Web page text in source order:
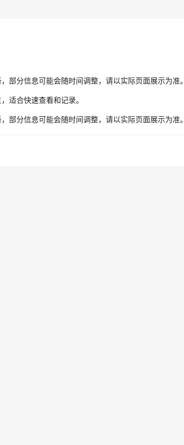
部分信息可能会随时间调整，请以实际页面展示为准。
适合快速查看和记录。
部分信息可能会随时间调整，请以实际页面展示为准。